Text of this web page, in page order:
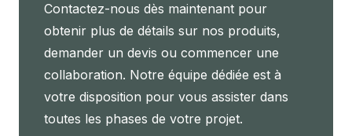
Contactez-nous dès maintenant pour
obtenir plus de détails sur nos produits,
demander un devis ou commencer une
collaboration. Notre équipe dédiée est à
votre disposition pour vous assister dans
toutes les phases de votre projet.